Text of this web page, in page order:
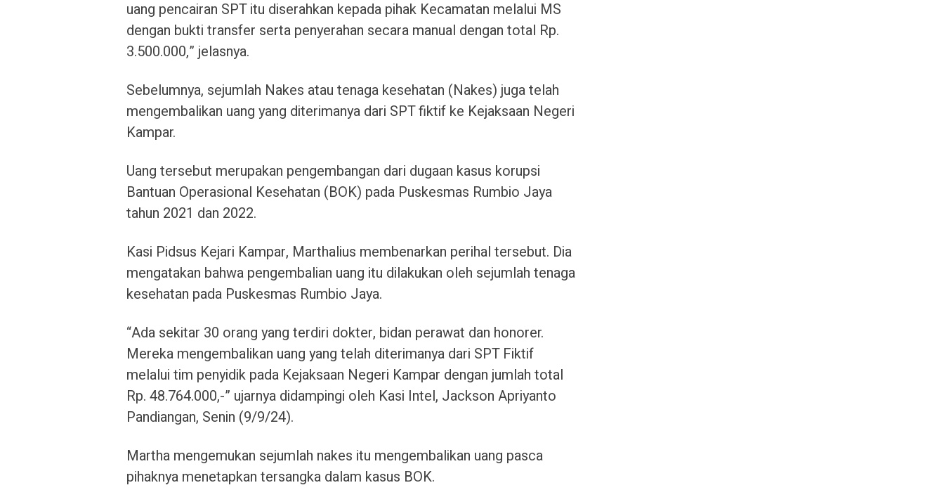
uang pencairan SPT itu diserahkan kepada pihak Kecamatan melalui MS
dengan bukti transfer serta penyerahan secara manual dengan total Rp.
3.500.000,” jelasnya.
Sebelumnya, sejumlah Nakes atau tenaga kesehatan (Nakes) juga telah
mengembalikan uang yang diterimanya dari SPT fiktif ke Kejaksaan Negeri
Kampar.
Uang tersebut merupakan pengembangan dari dugaan kasus korupsi
Bantuan Operasional Kesehatan (BOK) pada Puskesmas Rumbio Jaya
tahun 2021 dan 2022.
Kasi Pidsus Kejari Kampar, Marthalius membenarkan perihal tersebut. Dia
mengatakan bahwa pengembalian uang itu dilakukan oleh sejumlah tenaga
kesehatan pada Puskesmas Rumbio Jaya.
“Ada sekitar 30 orang yang terdiri dokter, bidan perawat dan honorer.
Mereka mengembalikan uang yang telah diterimanya dari SPT Fiktif
melalui tim penyidik pada Kejaksaan Negeri Kampar dengan jumlah total
Rp. 48.764.000,-” ujarnya didampingi oleh Kasi Intel, Jackson Apriyanto
Pandiangan, Senin (9/9/24).
Martha mengemukan sejumlah nakes itu mengembalikan uang pasca
pihaknya menetapkan tersangka dalam kasus BOK.